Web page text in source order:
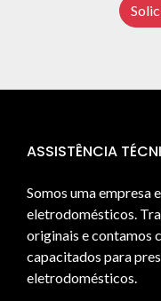
ASSISTÊNCIA
Somos uma empresa
eletrodomésticos.
originais e contamos
capacitados para
eletrodomésticos.